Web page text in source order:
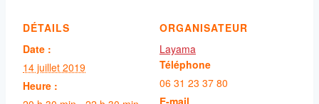
DÉTAILS
Date :
14 juillet 2019
Heure :
ORGANISATEUR
Layama
Téléphone
06 31 23 37 80
E-mail